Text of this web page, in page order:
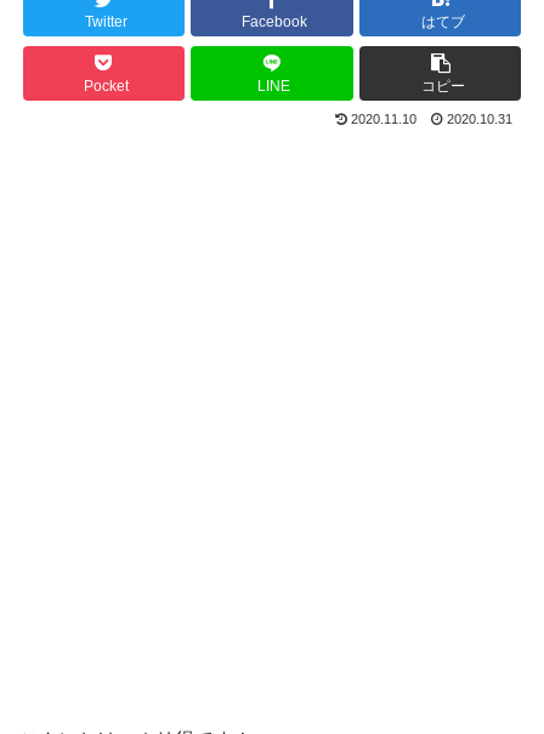
Twitter Facebook はてブ
Pocket LINE コピー
2020.11.10 2020.10.31